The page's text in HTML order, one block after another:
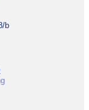
b